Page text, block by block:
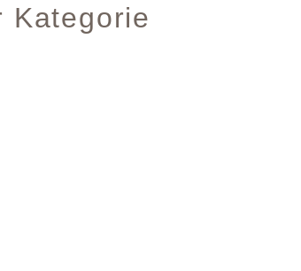
Kategorie